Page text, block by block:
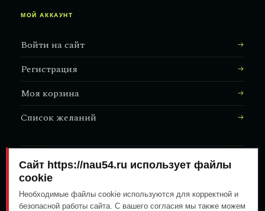
МОЙ АККАУНТ
Войти на сайт
Регистрация
Моя корзина
Список желаний
АДРЕС МАГАЗИНА
Залесского, 8/1
Сайт https://nau54.ru использует файлы
cookie
Необходимые файлы cookie используются для корректной и
безопасной работы сайта. С вашего согласия мы также можем